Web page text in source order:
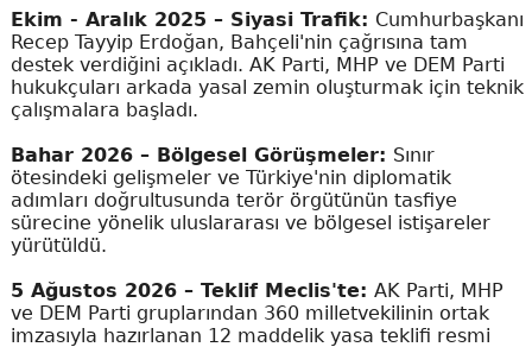
Ekim - Aralık 2025 – Siyasi Trafik: Cumhurbaşkanı
Recep Tayyip Erdoğan, Bahçeli'nin çağrısına tam
destek verdiğini açıkladı. AK Parti, MHP ve DEM Parti
hukukçuları arkada yasal zemin oluşturmak için teknik
çalışmalara başladı.
Bahar 2026 – Bölgesel Görüşmeler: Sınır
ötesindeki gelişmeler ve Türkiye'nin diplomatik
adımları doğrultusunda terör örgütünün tasfiye
sürecine yönelik uluslararası ve bölgesel istişareler
yürütüldü.
5 Ağustos 2026 – Teklif Meclis'te: AK Parti, MHP
ve DEM Parti gruplarından 360 milletvekilinin ortak
imzasıyla hazırlanan 12 maddelik yasa teklifi resmi